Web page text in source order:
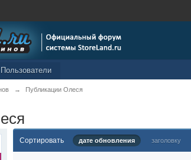
Пользователи
→ Публикации Олеся
Сортировать дате обновления заголовку